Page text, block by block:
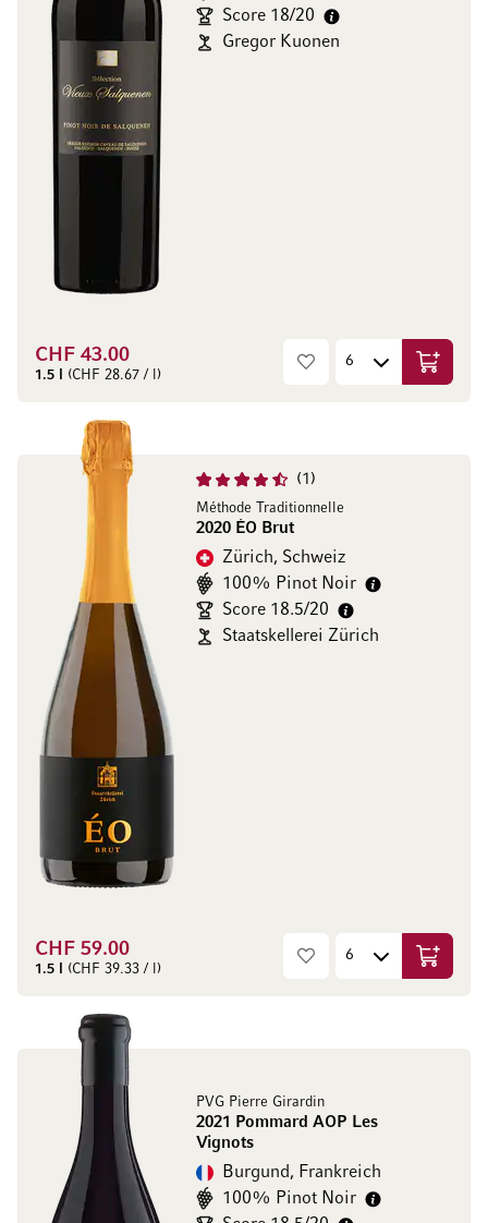
Score 18/20
Gregor Kuonen
CHF 43.00
1.5 l (CHF 28.67 / l) In den
1
Méthode Traditionnelle
2020 ÉO Brut
Zürich, Schweiz
100% Pinot Noir
Score 18.5/20
Staatskellerei Zürich
CHF 59.00
1.5 l (CHF 39.33 / l) In den
PVG Pierre Girardin
2021 Pommard AOP Les
Vignots
Burgund, Frankreich
100% Pinot Noir